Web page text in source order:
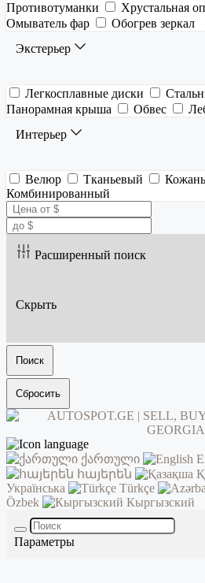
Противотуманки
Хрустальная
Омыватель фар
Обогрев зеркал
Экстерьер
Легкосплавные диски
Панорамная крыша
Обвес
Интерьер
Велюр Тканьевый
Комбинированный
Расширенный поиск
Скрыть
Поиск
Сбросить
ქართული
հայերեն
Українська
Türkçe
Özbek
Кыргызский
Параметры